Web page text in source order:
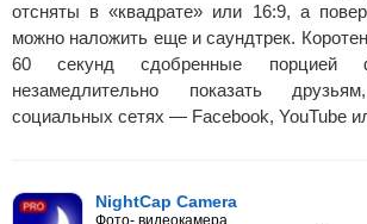
отсняты в «квадрате» или 16:9, а
можно наложить еще и саундтрек.
60 секунд сдобренные порцией
незамедлительно показать
социальных сетях — Facebook, YouTube
NightCap Camera
Фото- видеокамера